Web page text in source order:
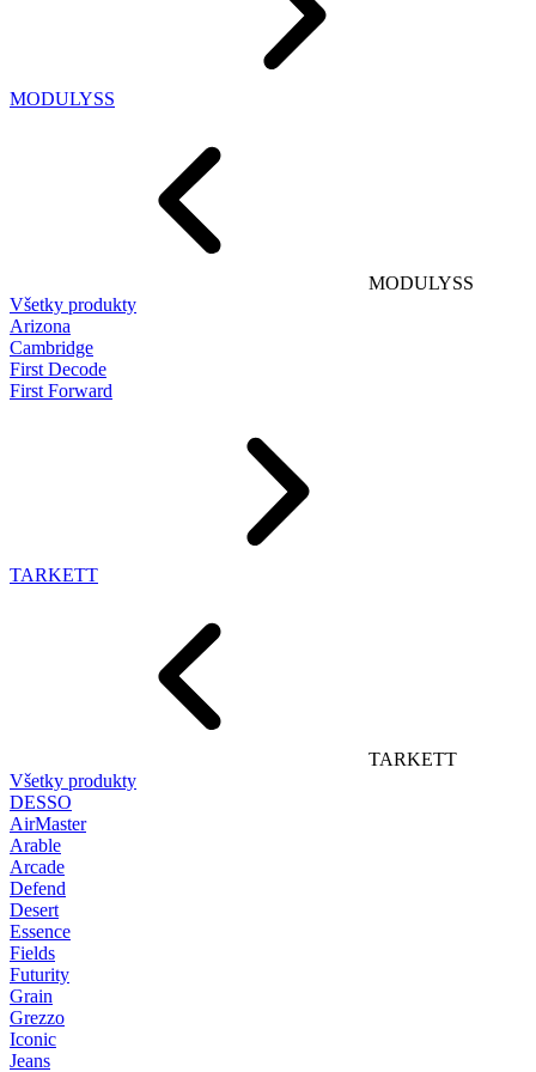
MODULYSS
MODULYSS
Všetky produkty
Arizona
Cambridge
First Decode
First Forward
TARKETT
TARKETT
Všetky produkty
DESSO
AirMaster
Arable
Arcade
Defend
Desert
Essence
Fields
Futurity
Grain
Grezzo
Iconic
Jeans